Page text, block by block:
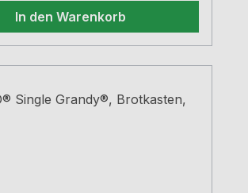
In den Warenkorb